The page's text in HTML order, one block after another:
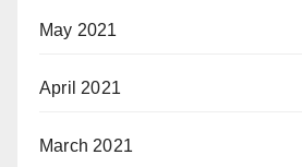
May 2021
April 2021
March 2021